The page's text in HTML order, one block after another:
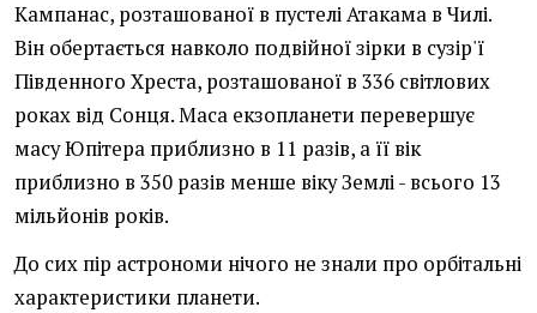
Кампанас, розташованої в пустелі Атакама в Чилі.
Він обертається навколо подвійної зірки в сузір'ї
Південного Хреста, розташованої в 336 світлових
роках від Сонця. Маса екзопланети перевершує
масу Юпітера приблизно в 11 разів, а її вік
приблизно в 350 разів менше віку Землі - всього 13
мільйонів років.
До сих пір астрономи нічого не знали про орбітальні
характеристики планети.